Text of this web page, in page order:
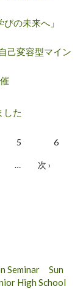
の未来へ」
己変容型マイン
した
5 6
… 次 ›
Seminar Sun
High School